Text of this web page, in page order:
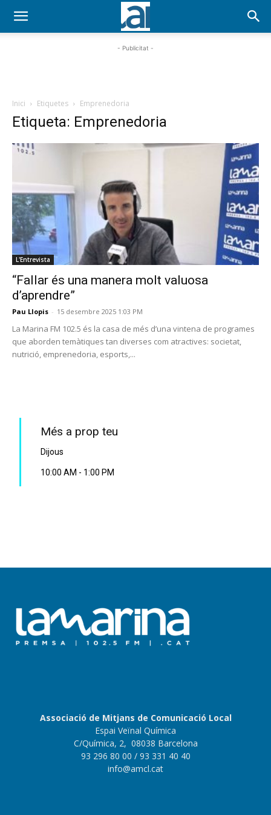
- Publicitat -
Inici Etiquetes Emprenedoria
Etiqueta: Emprenedoria
L'Entrevista
“Fallar és una manera molt valuosa
d’aprendre”
Pau Llopis - 15 desembre 2025 1:03 PM
La Marina FM 102.5 és la casa de més d’una vintena de programes
que aborden temàtiques tan diverses com atractives: societat,
nutrició, emprenedoria, esports,...
Més a prop teu
Dijous
10:00 AM - 1:00 PM
Associació de Mitjans de Comunicació Local
Espai Veïnal Química
C/Química, 2, 08038 Barcelona
93 296 80 00 / 93 331 40 40
info@amcl.cat